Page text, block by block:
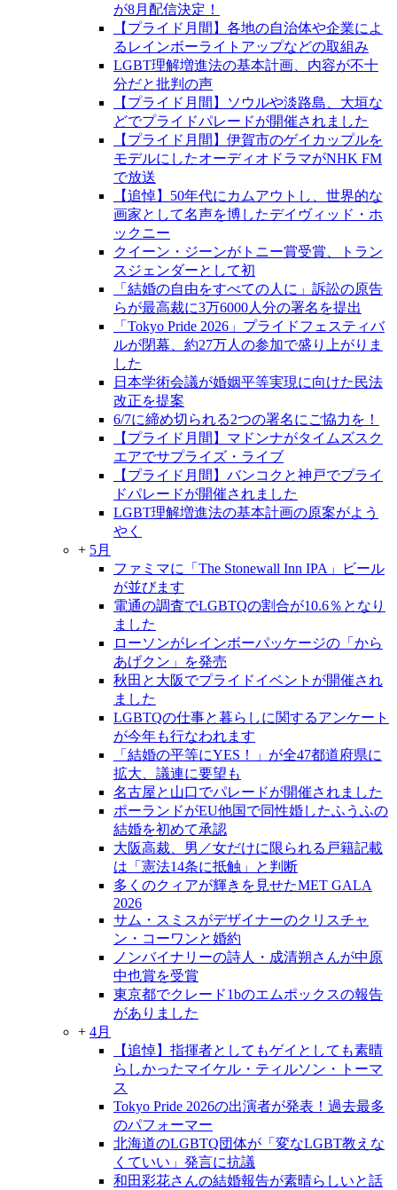
が8月配信決定！
【プライド月間】各地の自治体や企業によ
るレインボーライトアップなどの取組み
LGBT理解増進法の基本計画、内容が不十
分だと批判の声
【プライド月間】ソウルや淡路島、大垣な
どでプライドパレードが開催されました
【プライド月間】伊賀市のゲイカップルを
モデルにしたオーディオドラマがNHK FM
で放送
【追悼】50年代にカムアウトし、世界的な
画家として名声を博したデイヴィッド・ホ
ックニー
クイーン・ジーンがトニー賞受賞、トラン
スジェンダーとして初
「結婚の自由をすべての人に」訴訟の原告
らが最高裁に3万6000人分の署名を提出
「Tokyo Pride 2026」プライドフェスティバ
ルが閉幕、約27万人の参加で盛り上がりま
した
日本学術会議が婚姻平等実現に向けた民法
改正を提案
6/7に締め切られる2つの署名にご協力を！
【プライド月間】マドンナがタイムズスク
エアでサプライズ・ライブ
【プライド月間】バンコクと神戸でプライ
ドパレードが開催されました
LGBT理解増進法の基本計画の原案がよう
やく
+ 5月
ファミマに「The Stonewall Inn IPA」ビール
が並びます
電通の調査でLGBTQの割合が10.6％となり
ました
ローソンがレインボーパッケージの「から
あげクン」を発売
秋田と大阪でプライドイベントが開催され
ました
LGBTQの仕事と暮らしに関するアンケート
が今年も行なわれます
「結婚の平等にYES！」が全47都道府県に
拡大、議連に要望も
名古屋と山口でパレードが開催されました
ポーランドがEU他国で同性婚したふうふの
結婚を初めて承認
大阪高裁、男／女だけに限られる戸籍記載
は「憲法14条に抵触」と判断
多くのクィアが輝きを見せたMET GALA
2026
サム・スミスがデザイナーのクリスチャ
ン・コーワンと婚約
ノンバイナリーの詩人・成清朔さんが中原
中也賞を受賞
東京都でクレード1bのエムポックスの報告
がありました
+ 4月
【追悼】指揮者としてもゲイとしても素晴
らしかったマイケル・ティルソン・トーマ
ス
Tokyo Pride 2026の出演者が発表！過去最多
のパフォーマー
北海道のLGBTQ団体が「変なLGBT教えな
くていい」発言に抗議
和田彩花さんの結婚報告が素晴らしいと話